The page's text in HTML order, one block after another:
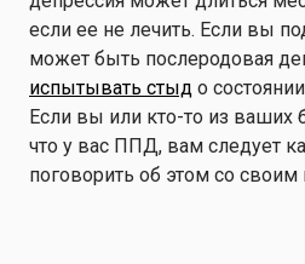
если ее не лечить. Если вы
может быть послеродовая
испытывать стыд о
Если вы или кто-то из ваших
что у вас ППД, вам следует
поговорить об этом со своим